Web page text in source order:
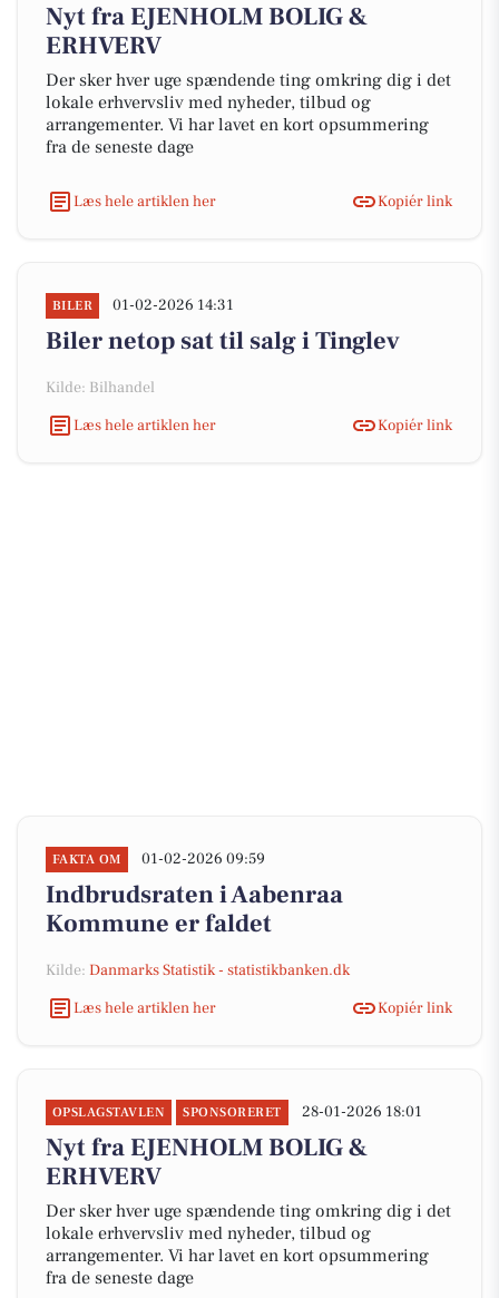
Nyt fra EJENHOLM BOLIG &
ERHVERV
Der sker hver uge spændende ting omkring dig i det
lokale erhvervsliv med nyheder, tilbud og
arrangementer. Vi har lavet en kort opsummering
fra de seneste dage
Læs hele artiklen her Kopiér link
BILER 01-02-2026 14:31
Biler netop sat til salg i Tinglev
Kilde: Bilhandel
Læs hele artiklen her
Kopiér link
FAKTA OM 01-02-2026 09:59
Indbrudsraten i Aabenraa
Kommune er faldet
Kilde: Danmarks Statistik - statistikbanken.dk
Læs hele artiklen her
Kopiér link
OPSLAGSTAVLEN SPONSORERET 28-01-2026 18:01
Nyt fra EJENHOLM BOLIG &
ERHVERV
Der sker hver uge spændende ting omkring dig i det
lokale erhvervsliv med nyheder, tilbud og
arrangementer. Vi har lavet en kort opsummering
fra de seneste dage